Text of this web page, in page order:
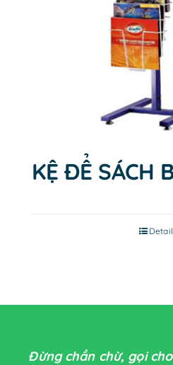
KỆ ĐỂ SÁCH
Đừng chần chừ, gọi